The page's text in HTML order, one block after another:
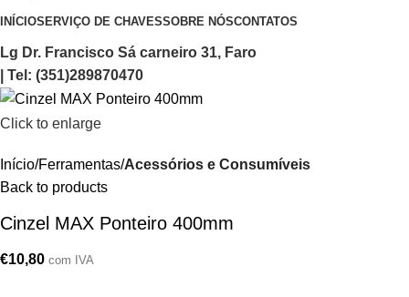
INÍCIOSERVIÇO DE CHAVESSOBRE NÓSCONTATOS
Lg Dr. Francisco Sá carneiro 31, Faro
| Tel: (351)289870470
Click to enlarge
Início Ferramentas Acessórios e Consumíveis
Back to products
Cinzel MAX Ponteiro 400mm
€10,80 com IVA